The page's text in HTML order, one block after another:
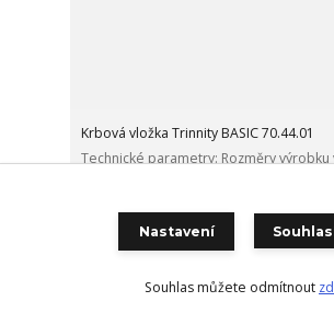
Krbová vložka Trinnity BASIC 70.44.01
Technické parametry: Rozměry výrobku
24 900 Kč
bez DPH
Nastavení
Souhlas můžete odmítnout